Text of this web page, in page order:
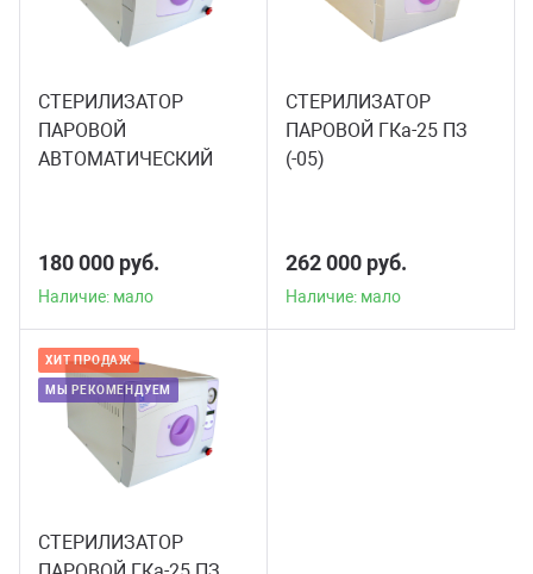
СТЕРИЛИЗАТОР
ПАРОВОЙ
АВТОМАТИЧЕСКИЙ
180 000 руб.
Наличие: мало
СТЕРИЛИЗАТОР
ПАРОВОЙ ГКа-25 ПЗ
(-05)
262 000 руб.
Наличие: мало
ХИТ ПРОДАЖ
МЫ РЕКОМЕНДУЕМ
СТЕРИЛИЗАТОР